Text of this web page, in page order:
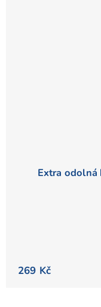
Extra odolná
269 Kč